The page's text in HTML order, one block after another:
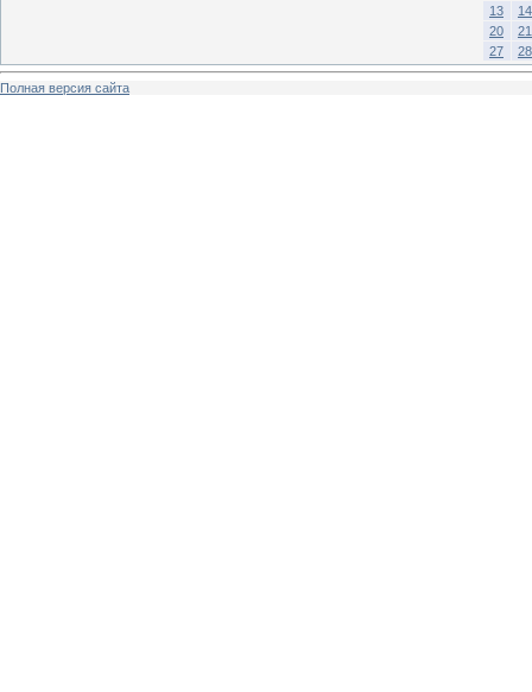
13
14
20
21
27
28
Полная версия сайта